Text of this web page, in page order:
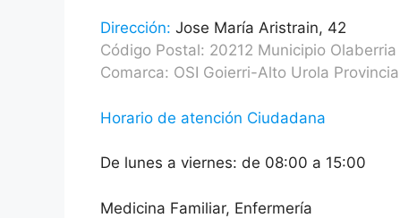
Dirección: Jose María Aristrain, 42
Código Postal: 20212 Municipio Olaberria
Comarca: OSI Goierri-Alto Urola
Horario de atención Ciudadana
De lunes a viernes: de 08:00 a 15:00
Medicina Familiar, Enfermería